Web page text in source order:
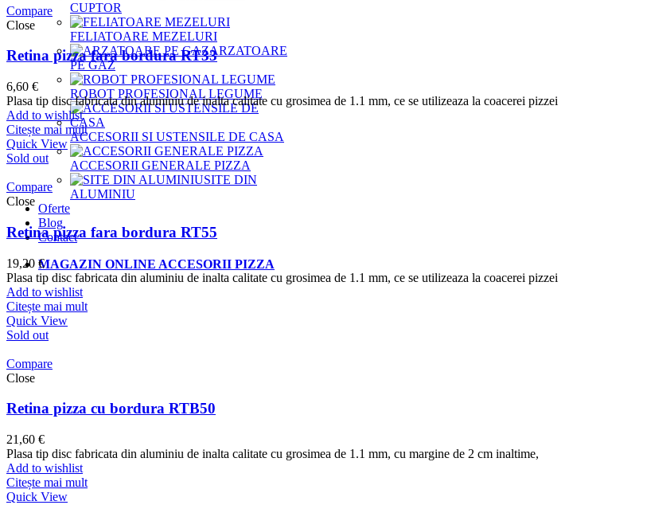
CUPTOR
FELIATOARE MEZELURI
ARZATOARE
PE GAZ
ROBOT PROFESIONAL LEGUME
ACCESORII SI USTENSILE DE CASA
ACCESORII GENERALE PIZZA
SITE DIN
ALUMINIU
Oferte
Blog
Contact
MAGAZIN ONLINE ACCESORII PIZZA
Compare
Close
Retina pizza fara bordura RT33
6,60 €
Plasa tip disc fabricata din aluminiu de inalta calitate cu grosimea de 1.1 mm, ce se utilizeaza la coacerei pizzei
Add to wishlist
Citește mai mult
Quick View
Sold out
Compare
Close
Retina pizza fara bordura RT55
19,20 €
Plasa tip disc fabricata din aluminiu de inalta calitate cu grosimea de 1.1 mm, ce se utilizeaza la coacerei pizzei
Add to wishlist
Citește mai mult
Quick View
Sold out
Compare
Close
Retina pizza cu bordura RTB50
21,60 €
Plasa tip disc fabricata din aluminiu de inalta calitate cu grosimea de 1.1 mm, cu margine de 2 cm inaltime,
Add to wishlist
Citește mai mult
Quick View